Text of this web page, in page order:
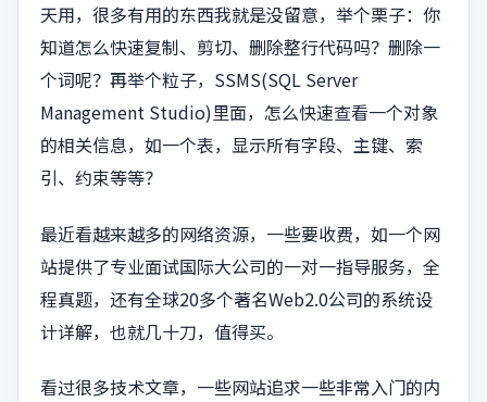
天用，很多有用的东西我就是没留意，举个栗子：你
知道怎么快速复制、剪切、删除整行代码吗？删除一
个词呢？再举个粒子，SSMS(SQL Server
Management Studio)里面，怎么快速查看一个对象
的相关信息，如一个表，显示所有字段、主键、索
引、约束等等？
最近看越来越多的网络资源，一些要收费，如一个网
站提供了专业面试国际大公司的一对一指导服务，全
程真题，还有全球20多个著名Web2.0公司的系统设
计详解，也就几十刀，值得买。
看过很多技术文章，一些网站追求一些非常入门的内